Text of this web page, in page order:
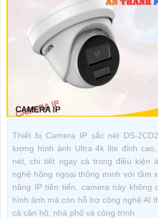
Thiết bị Camera IP sắc nét DS-
lượng hình ảnh Ultra 4k lite đỉnh
nét, chi tiết ngay cả trong điều kiện
nghệ hồng ngoại thông minh với tầm
năng IP tiên tiến, camera này không
hình ảnh mà còn hỗ trợ công nghệ AI
cả căn hộ, nhà phố và công trình